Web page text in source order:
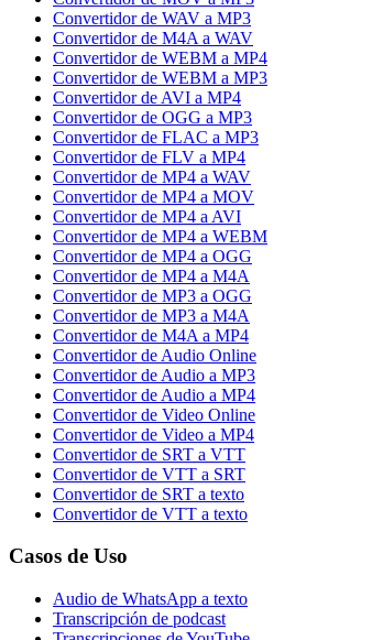
Convertidor de WAV a MP3
Convertidor de M4A a WAV
Convertidor de WEBM a MP4
Convertidor de WEBM a MP3
Convertidor de AVI a MP4
Convertidor de OGG a MP3
Convertidor de FLAC a MP3
Convertidor de FLV a MP4
Convertidor de MP4 a WAV
Convertidor de MP4 a MOV
Convertidor de MP4 a AVI
Convertidor de MP4 a WEBM
Convertidor de MP4 a OGG
Convertidor de MP4 a M4A
Convertidor de MP3 a OGG
Convertidor de MP3 a M4A
Convertidor de M4A a MP4
Convertidor de Audio Online
Convertidor de Audio a MP3
Convertidor de Audio a MP4
Convertidor de Video Online
Convertidor de Video a MP4
Convertidor de SRT a VTT
Convertidor de VTT a SRT
Convertidor de SRT a texto
Convertidor de VTT a texto
Casos de Uso
Audio de WhatsApp a texto
Transcripción de podcast